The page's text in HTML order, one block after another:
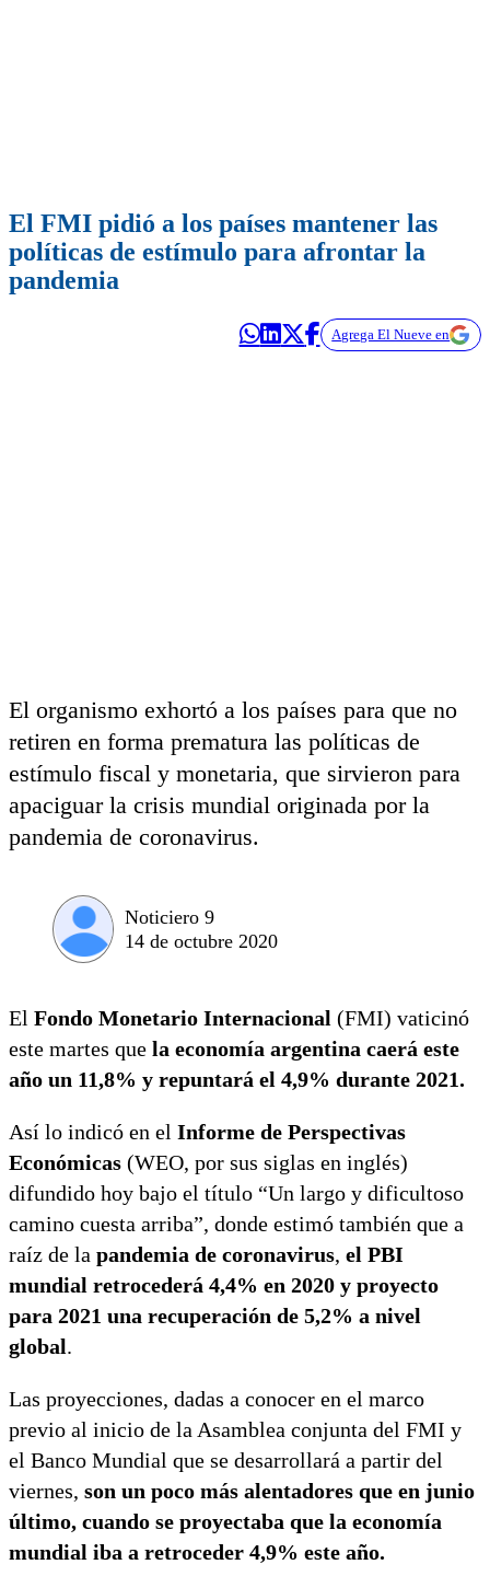
El FMI pidió a los países mantener las
políticas de estímulo para afrontar la
pandemia
Agrega El Nueve en
El organismo exhortó a los países para que no
retiren en forma prematura las políticas de
estímulo fiscal y monetaria, que sirvieron para
apaciguar la crisis mundial originada por la
pandemia de coronavirus.
Noticiero 9
14 de octubre 2020
El Fondo Monetario Internacional (FMI) vaticinó
este martes que la economía argentina caerá este
año un 11,8% y repuntará el 4,9% durante 2021.
Así lo indicó en el Informe de Perspectivas
Económicas (WEO, por sus siglas en inglés)
difundido hoy bajo el título “Un largo y dificultoso
camino cuesta arriba”, donde estimó también que a
raíz de la pandemia de coronavirus, el PBI
mundial retrocederá 4,4% en 2020 y proyecto
para 2021 una recuperación de 5,2% a nivel
global.
Las proyecciones, dadas a conocer en el marco
previo al inicio de la Asamblea conjunta del FMI y
el Banco Mundial que se desarrollará a partir del
viernes, son un poco más alentadores que en junio
último, cuando se proyectaba que la economía
mundial iba a retroceder 4,9% este año.